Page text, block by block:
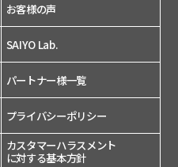
お客様の声
SAIYO Lab.
パートナー様一覧
プライバシーポリシー
カスタマーハラスメント
に対する基本方針